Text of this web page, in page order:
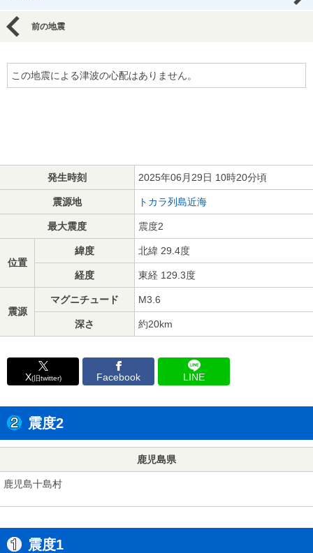
前の地震
この地震による津波の心配はありません。
発生時刻 2025年06月29日 10時20分頃
震源地 トカラ列島近海
最大震度 震度2
位置
緯度 北緯 29.4度
経度 東経 129.3度
震源
マグニチュード M3.6
深さ 約20km
X(旧twitter) Facebook LINE
震度2
鹿児島県
鹿児島十島村
震度1